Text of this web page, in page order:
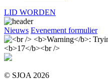
LID WORDEN
Nieuws Evenement formulier
© SJOA 2026